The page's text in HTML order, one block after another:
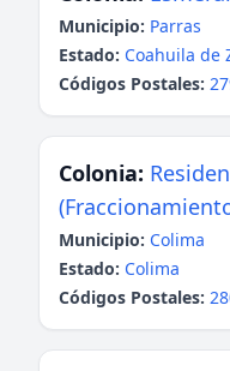
Municipio: Parras
Estado: Coahuila de
Códigos Postales:
Colonia:
Municipio: Colima
Estado: Colima
Códigos Postales: